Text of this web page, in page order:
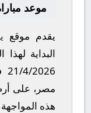
موعد
يقدم موقع
البداية
21/4/2026
مصر، على
هذه